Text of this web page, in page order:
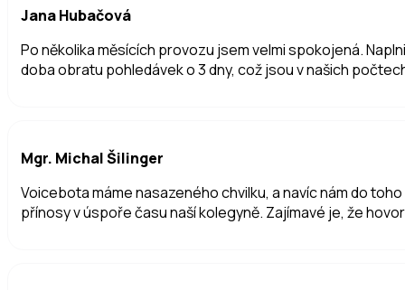
Jana Hubačová
Po několika měsících provozu jsem velmi spokojená.
doba obratu pohledávek o 3 dny, což jsou v našich
Mgr. Michal Šilinger
Voicebota máme nasazeného chvilku, a navíc nám do
přínosy v úspoře času naší kolegyně. Zajímavé je, že